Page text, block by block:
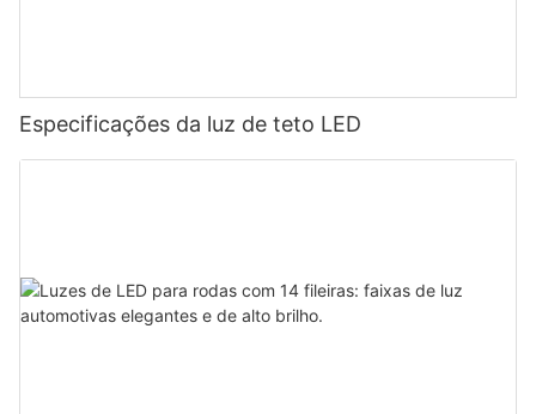
Especificações da luz de teto LED